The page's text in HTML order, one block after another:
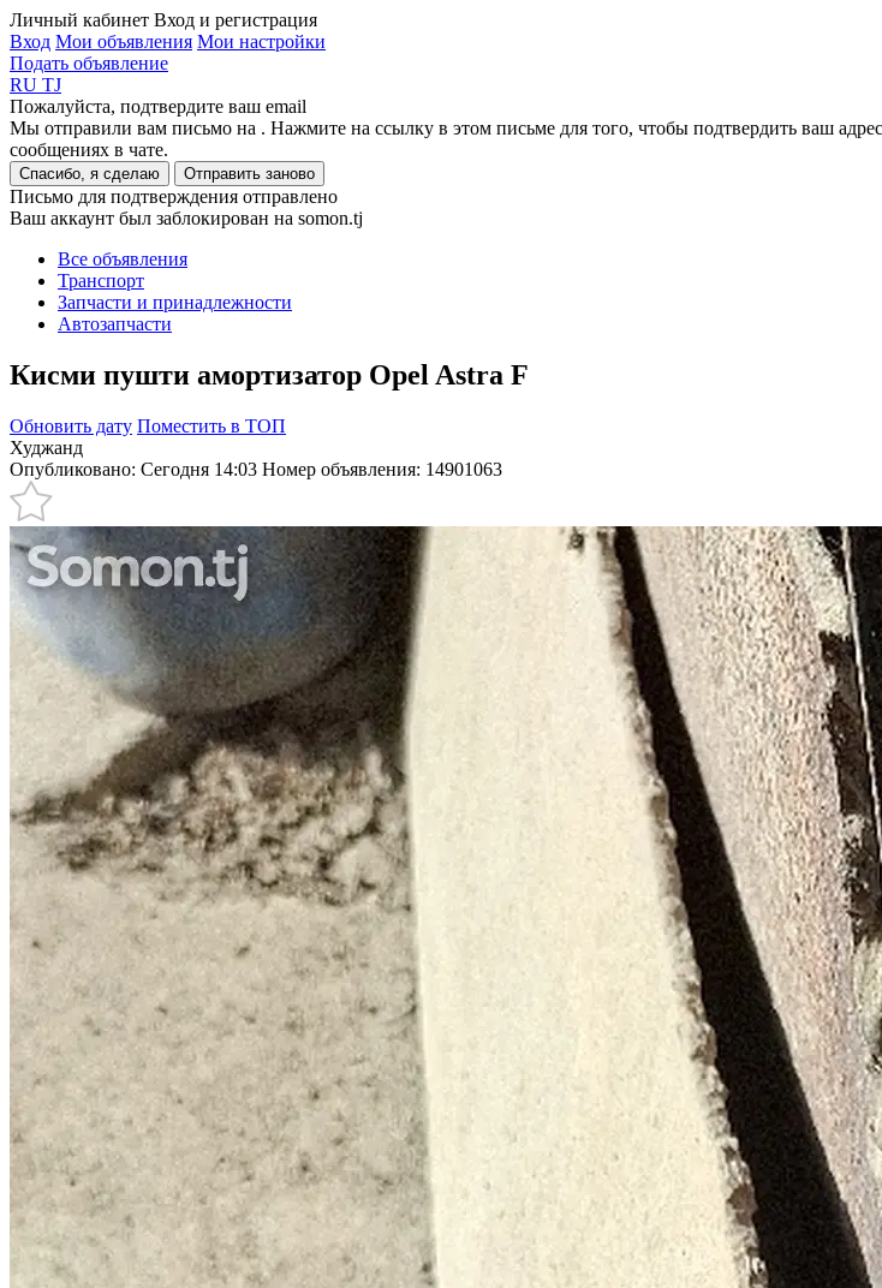
Личный кабинет Вход и регистрация
Вход Мои объявления Мои настройки
Подать объявление
RU TJ
Пожалуйста, подтвердите ваш email
Мы отправили вам письмо на . Нажмите на ссылку в этом письме для того, чтобы подтвердить ваш
сообщениях в чате.
Спасибо, я сделаю Отправить заново
Письмо для подтверждения отправлено
Ваш аккаунт был заблокирован на somon.tj
Все объявления
Транспорт
Запчасти и принадлежности
Автозапчасти
Кисми пушти амортизатор Opel Astra F
Обновить дату Поместить в ТОП
Худжанд
Опубликовано: Сегодня 14:03 Номер объявления: 14901063